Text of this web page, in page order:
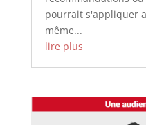
pourrait s'appliquer
même...
lire plus